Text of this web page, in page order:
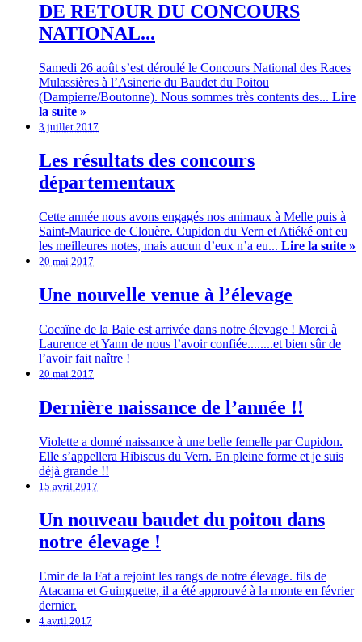
DE RETOUR DU CONCOURS
NATIONAL...
Samedi 26 août s’est déroulé le Concours National des Races
Mulassières à l’Asinerie du Baudet du Poitou
(Dampierre/Boutonne). Nous sommes très contents des... Lire
la suite »
3 juillet 2017
Les résultats des concours
départementaux
Cette année nous avons engagés nos animaux à Melle puis à
Saint-Maurice de Clouère. Cupidon du Vern et Atiéké ont eu
les meilleures notes, mais aucun d’eux n’a eu... Lire la suite »
20 mai 2017
Une nouvelle venue à l’élevage
Cocaïne de la Baie est arrivée dans notre élevage ! Merci à
Laurence et Yann de nous l’avoir confiée........et bien sûr de
l’avoir fait naître !
20 mai 2017
Dernière naissance de l’année !!
Violette a donné naissance à une belle femelle par Cupidon.
Elle s’appellera Hibiscus du Vern. En pleine forme et je suis
déjà grande !!
15 avril 2017
Un nouveau baudet du poitou dans
notre élevage !
Emir de la Fat a rejoint les rangs de notre élevage. fils de
Atacama et Guinguette, il a été approuvé à la monte en février
dernier.
4 avril 2017